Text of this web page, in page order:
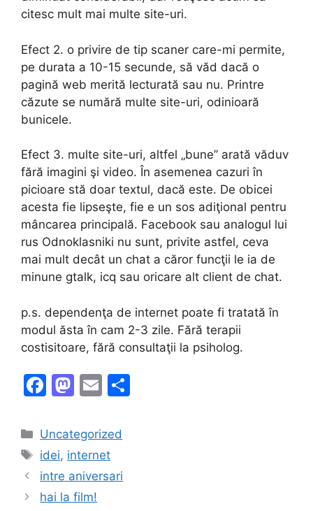
citesc mult mai multe site-uri.
Efect 2. o privire de tip scaner care-mi permite,
pe durata a 10-15 secunde, să văd dacă o
pagină web merită lecturată sau nu. Printre
căzute se numără multe site-uri, odinioară
bunicele.
Efect 3. multe site-uri, altfel „bune” arată văduv
fără imagini şi video. În asemenea cazuri în
picioare stă doar textul, dacă este. De obicei
acesta fie lipseşte, fie e un sos adiţional pentru
mâncarea principală. Facebook sau analogul lui
rus Odnoklasniki nu sunt, privite astfel, ceva
mai mult decât un chat a căror funcţii le ia de
minune gtalk, icq sau oricare alt client de chat.
p.s. dependenţa de internet poate fi tratată în
modul ăsta în cam 2-3 zile. Fără terapii
costisitoare, fără consultaţii la psiholog.
F
c
e
b
o
M
st
o
d
o
E
ai
l
Categories
Uncategorized
Tags
idei, internet
intre aniversari
hai la film!